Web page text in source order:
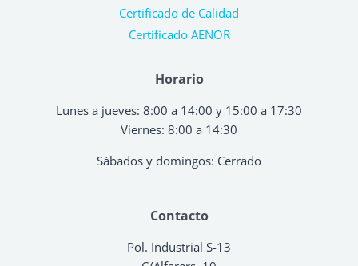
Contacto
Pol. Industrial S-13
Horario
Lunes a jueves: 8:00 a 14:00 y 15:00 a 17:30
Viernes: 8:00 a 14:30
Sábados y domingos: Cerrado
Certificado de Calidad
Certificado AENOR